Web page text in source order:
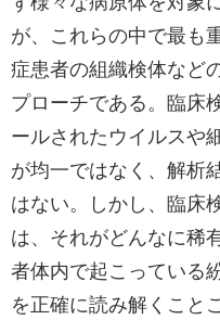
が、これらの中で最も
症患者の組織検体など
プローチである。臨床
ールされたウイルスや
が均一ではなく、解析
はない。しかし、臨床
は、それがどんなに稀
者体内で起こっている
を正確に読み解くこと